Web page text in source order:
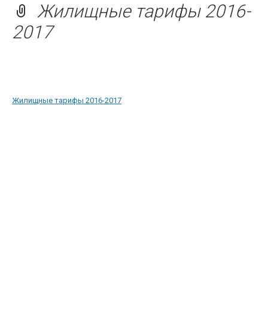
Жилищные тарифы 2016-
2017
Жилищные тарифы 2016-2017